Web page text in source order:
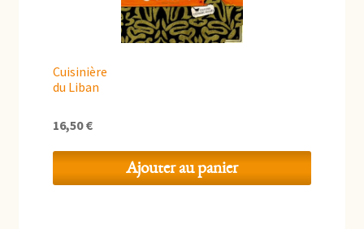
Cuisinière
du Liban
16,50€
Ajouter au panier